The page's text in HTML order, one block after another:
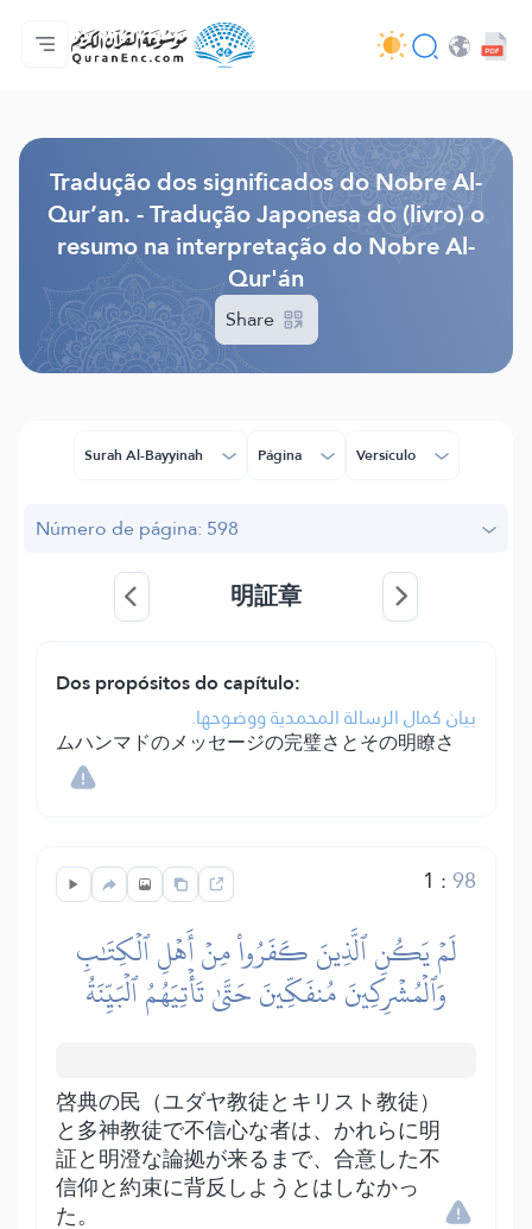
Página inicial
Índice de tradução
Audio
Serviços para desenvolvedores - API
Acerca do projeto
Contacta-nos
Idioma
Tradução dos significados do Nobre Al-
Qur’an. - Tradução Japonesa do (livro) o
resumo na interpretação do Nobre Al-
Qur'án
Share
Surah Al-Bayyinah Página Versículo
Número de página: 598
明証章
Dos propósitos do capítulo:
بيان كمال الرسالة المحمدية ووضوحها.
ムハンマドのメッセージの完璧さとその明瞭さ
1 :98
لَمۡ يَكُنِ ٱلَّذِينَ كَفَرُواْ مِنۡ أَهۡلِ ٱلۡكِتَٰبِ
وَٱلۡمُشۡرِكِينَ مُنفَكِّينَ حَتَّىٰ تَأۡتِيَهُمُ ٱلۡبَيِّنَةُ
啓典の民（ユダヤ教徒とキリスト教徒）
と多神教徒で不信心な者は、かれらに明
証と明澄な論拠が来るまで、合意した不
信仰と約束に背反しようとはしなかっ
た。